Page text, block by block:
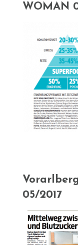
WOMAN
05/2017